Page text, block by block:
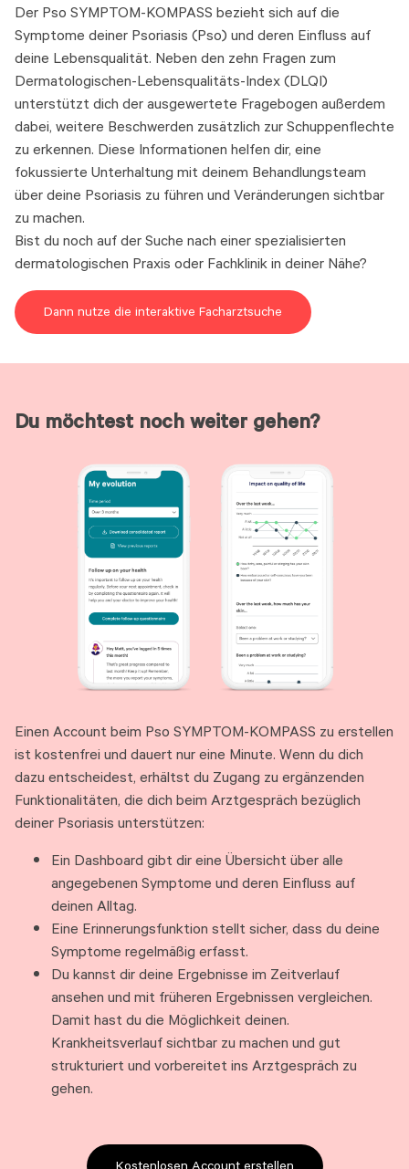
Der Pso SYMPTOM-KOMPASS bezieht sich auf die
Symptome deiner Psoriasis (Pso) und deren Einfluss auf
deine Lebensqualität. Neben den zehn Fragen zum
Dermatologischen-Lebensqualitäts-Index (DLQI)
unterstützt dich der ausgewertete Fragebogen außerdem
dabei, weitere Beschwerden zusätzlich zur Schuppenflechte
zu erkennen. Diese Informationen helfen dir, eine
fokussierte Unterhaltung mit deinem Behandlungsteam
über deine Psoriasis zu führen und Veränderungen sichtbar
zu machen.
Bist du noch auf der Suche nach einer spezialisierten
dermatologischen Praxis oder Fachklinik in deiner Nähe?
Dann nutze die interaktive Facharztsuche
Du möchtest noch weiter gehen?
Einen Account beim Pso SYMPTOM-KOMPASS zu erstellen
ist kostenfrei und dauert nur eine Minute. Wenn du dich
dazu entscheidest, erhältst du Zugang zu ergänzenden
Funktionalitäten, die dich beim Arztgespräch bezüglich
deiner Psoriasis unterstützen:
Ein Dashboard gibt dir eine Übersicht über alle
angegebenen Symptome und deren Einfluss auf
deinen Alltag.
Eine Erinnerungsfunktion stellt sicher, dass du deine
Symptome regelmäßig erfasst.
Du kannst dir deine Ergebnisse im Zeitverlauf
ansehen und mit früheren Ergebnissen vergleichen.
Damit hast du die Möglichkeit deinen.
Krankheitsverlauf sichtbar zu machen und gut
strukturiert und vorbereitet ins Arztgespräch zu
gehen.